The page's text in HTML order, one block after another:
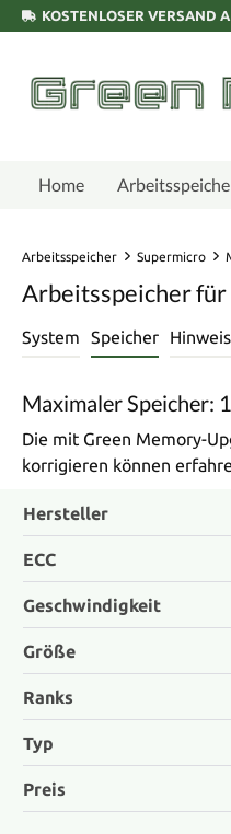
KOSTENLOSER VERSAND
Home
Arbeitsspeicher Supermicro
Arbeitsspeicher für
System Speicher
Maximaler Speicher:
Die mit Green Memory-
korrigieren können
Hersteller
ECC
Geschwindigkeit
Größe
Ranks
Typ
Preis